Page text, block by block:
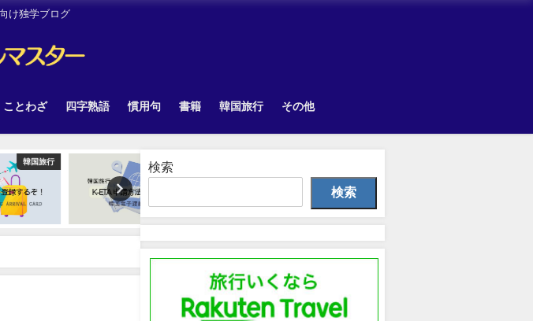
け独学ブログ
ことわざ 四字熟語 慣用句 書籍 韓国旅行 その他
韓国旅行 検索
検索